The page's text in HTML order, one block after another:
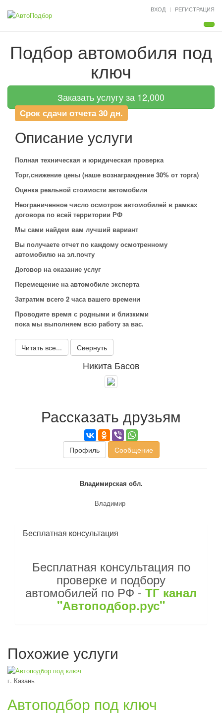
ВХОД РЕГИСТРАЦИЯ
Подбор автомобиля под
ключ
Заказать услугу за 12,000
Срок сдачи отчета 30 дн.
Описание услуги
Полная техническая и юридическая проверка
Торг,снижение цены (наше вознаграждение 30% от торга)
Оценка реальной стоимости автомобиля
Неограниченное число осмотров автомобилей в рамках
договора по всей территории РФ
Мы сами найдем вам лучший вариант
Вы получаете отчет по каждому осмотренному
автомобилю на эл.почту
Договор на оказание услуг
Перемещение на автомобиле эксперта
Затратим всего 2 часа вашего времени
Проводите время с родными и близкими
пока мы выполняем всю работу за вас.
Читать все... Свернуть
Никита Басов
Рассказать друзьям
Профиль Сообщение
Владимирская обл.
Владимир
Бесплатная консультация
Бесплатная консультация по
проверке и подбору
автомобилей по РФ - ТГ канал
"Автоподбор.рус"
Похожие услуги
г. Казань
Автоподбор под ключ